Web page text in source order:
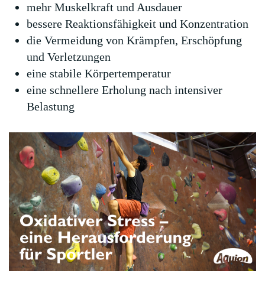
mehr Muskelkraft und Ausdauer
bessere Reaktionsfähigkeit und Konzentration
die Vermeidung von Krämpfen, Erschöpfung
und Verletzungen
eine stabile Körpertemperatur
eine schnellere Erholung nach intensiver
Belastung